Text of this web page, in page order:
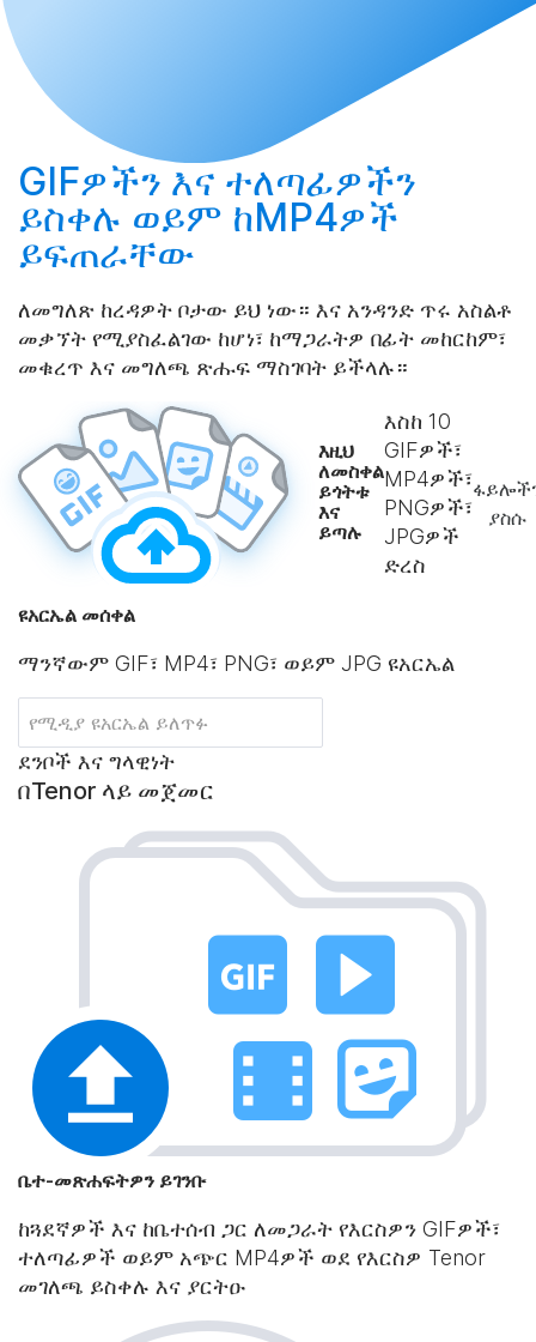
GIFዎችን እና ተለጣፊዎችን
ይስቀሉ ወይም ከMP4ዎች
ይፍጠራቸው
ለመግለጽ ከረዳዎት ቦታው ይህ ነው። እና አንዳንድ ጥሩ አስልቶ
መቃኘት የሚያስፈልገው ከሆነ፣ ከማጋራትዎ በፊት መከርከም፣
መቁረጥ እና መግለጫ ጽሑፍ ማስገባት ይችላሉ።
እዚህ
ለመስቀል
ይጎትቱ
እና
ይጣሉ
እስከ 10
GIFዎች፣
MP4ዎች፣
PNGዎች፣
JPGዎች
ድረስ
ያስሱ
ዩአርኤል መሰቀል
ማንኛውም GIF፣ MP4፣ PNG፣ ወይም JPG ዩአርኤል
ደንቦች እና ግላዊነት
በTenor ላይ መጀመር
ቤተ-መጽሐፍትዎን ይገንቡ
ከጓደኛዎች እና ከቤተሰብ ጋር ለመጋራት የእርስዎን GIFዎች፣
ተለጣፊዎች ወይም አጭር MP4ዎች ወደ የእርስዎ Tenor
መገለጫ ይስቀሉ እና ያርትዑ